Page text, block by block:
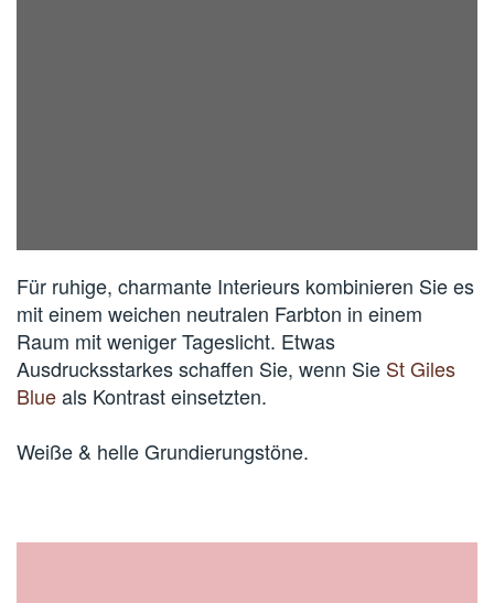
Für ruhige, charmante Interieurs kombinieren Sie es
mit einem weichen neutralen Farbton in einem
Raum mit weniger Tageslicht. Etwas
Ausdrucksstarkes schaffen Sie, wenn Sie St Giles
Blueals Kontrast einsetzten.
Weiße & helle Grundierungstöne.